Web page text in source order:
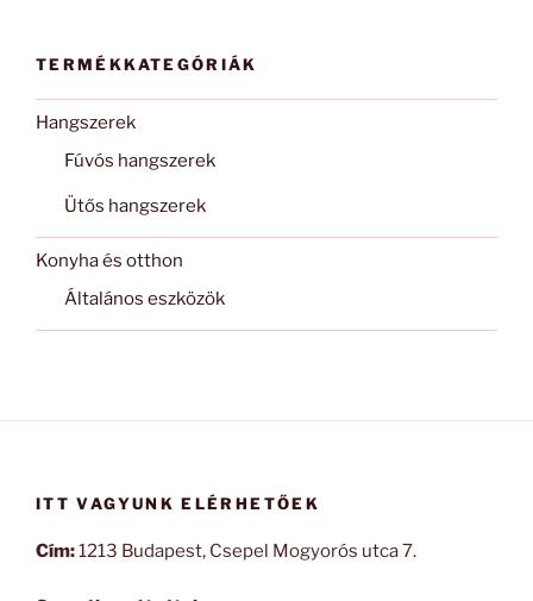
TERMÉKKATEGÓRIÁK
Hangszerek
Fúvós hangszerek
Ütős hangszerek
Konyha és otthon
Általános eszközök
ITT VAGYUNK ELÉRHETŐEK
Cím:1213 Budapest, Csepel Mogyorós utca 7.